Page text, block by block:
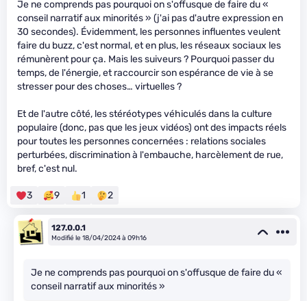
Je ne comprends pas pourquoi on s'offusque de faire du «
conseil narratif aux minorités » (j'ai pas d'autre expression en
30 secondes). Évidemment, les personnes influentes veulent
faire du buzz, c'est normal, et en plus, les réseaux sociaux les
rémunèrent pour ça. Mais les suiveurs ? Pourquoi passer du
temps, de l'énergie, et raccourcir son espérance de vie à se
stresser pour des choses… virtuelles ?
Et de l'autre côté, les stéréotypes véhiculés dans la culture
populaire (donc, pas que les jeux vidéos) ont des impacts réels
pour toutes les personnes concernées : relations sociales
perturbées, discrimination à l'embauche, harcèlement de rue,
bref, c'est nul.
3 9 1 2
127.0.0.1
Modifié le 18/04/2024 à 09h16
Je ne comprends pas pourquoi on s'offusque de faire du «
conseil narratif aux minorités »